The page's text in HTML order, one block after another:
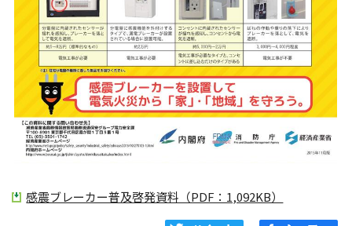
感震ブレーカー普及啓発資料（PDF：1,092KB）